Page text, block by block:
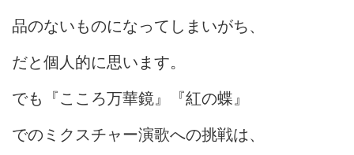
品のないものになってしまいがち、
だと個人的に思います。
でも『こころ万華鏡』『紅の蝶』
でのミクスチャー演歌への挑戦は、